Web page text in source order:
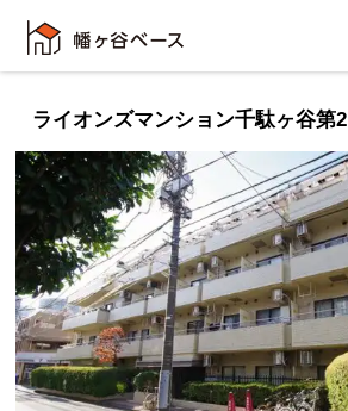
ライオンズマンション千駄ヶ谷第2